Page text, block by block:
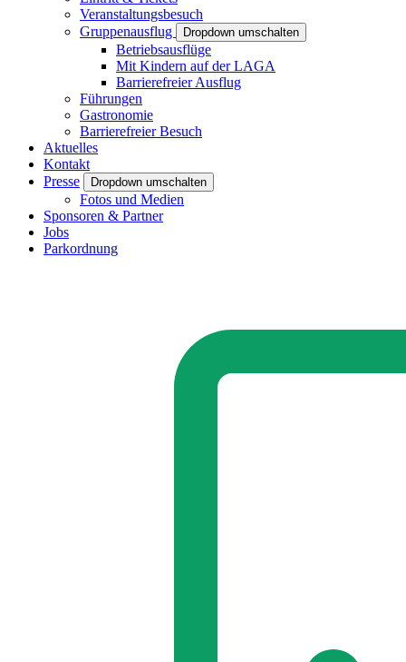
Veranstaltungsbesuch
Gruppenausflug
Dropdown umschalten
Betriebsausflüge
Mit Kindern auf der LAGA
Barrierefreier Ausflug
Führungen
Gastronomie
Barrierefreier Besuch
Aktuelles
Kontakt
Presse
Dropdown umschalten
Fotos und Medien
Sponsoren & Partner
Jobs
Parkordnung